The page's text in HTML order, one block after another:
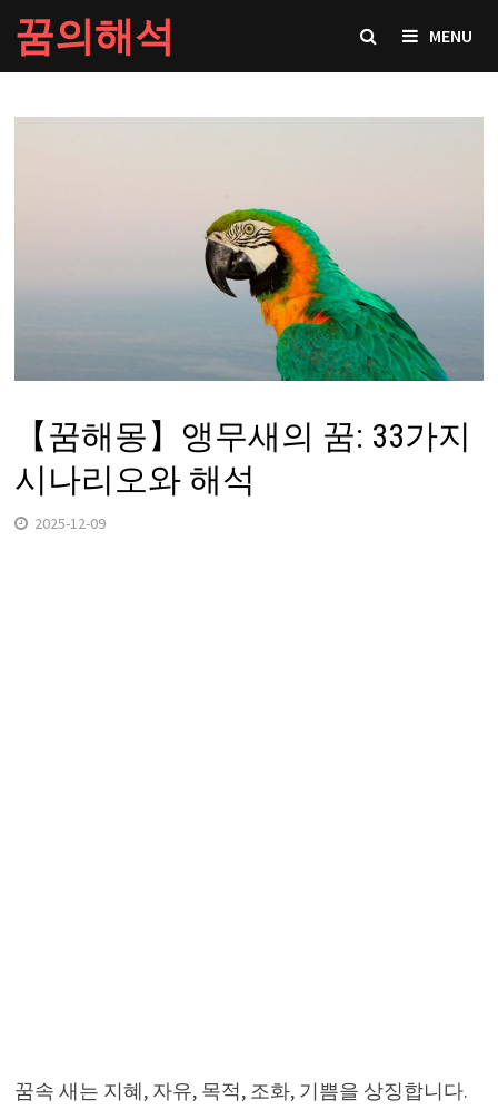
Skip
to
content
꿈의해석 MENU
【꿈해몽】앵무새의 꿈: 33가지
시나리오와 해석
2025-12-09
꿈속 새는 지혜, 자유, 목적, 조화, 기쁨을 상징합니다.